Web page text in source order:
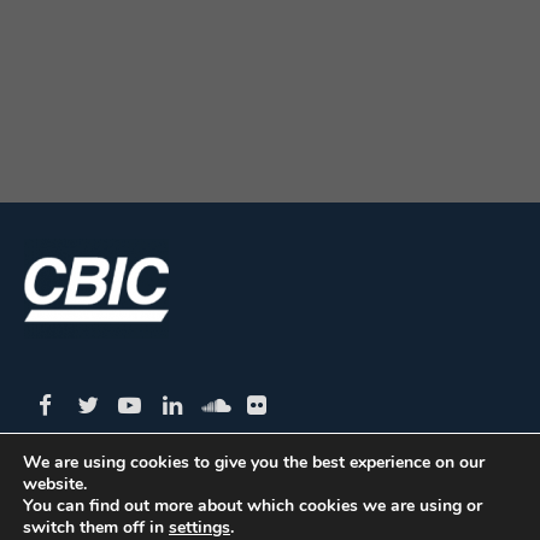
CBIC | SBN Quadra 01 – Bloco I – 4º Andar Edifício:
Armando Monteiro Neto - CEP 70.040-913 - Brasília/DF
We are using cookies to give you the best experience on our
website.
You can find out more about which cookies we are using or
switch them off in settings.